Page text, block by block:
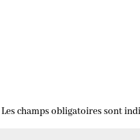
Les champs obligatoires sont